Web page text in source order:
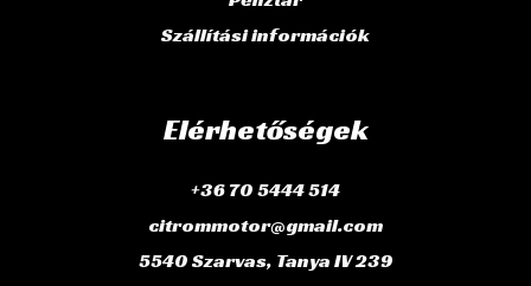
Szállítási információk
Elérhetőségek
+36 70 5444 514
citrommotor@gmail.com
5540 Szarvas, Tanya IV 239